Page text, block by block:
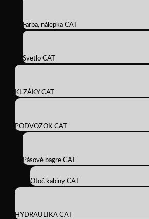
Farba, nálepka CAT
Svetlo CAT
KLZÁKY CAT
PODVOZOK CAT
Pásové bagre CAT
Otoč kabíny CAT
HYDRAULIKA CAT